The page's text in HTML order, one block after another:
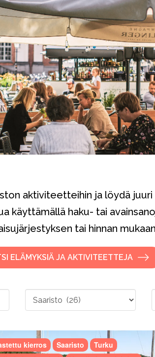
aktiviteetteihin ja löydä
käyttämällä haku- tai
tai hinnan
ELÄMYKSIÄ JA AKTIVITEETTEJA
kierros Saaristo
Turku